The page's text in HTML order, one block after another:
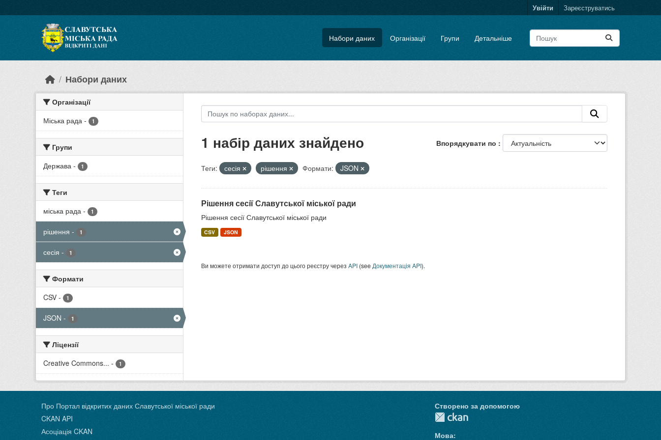
Увійти Зареєструватись
Набори даних Організації Групи Детальніше
Набори даних
Організації
Міська рада - 1
Групи
Держава - 1
Теги
міська рада - 1
рішення - 1
сесія - 1
Формати
CSV - 1
JSON - 1
Ліцензії
Creative Commons... - 1
Впорядкувати по
1 набір даних знайдено
Теги: сесія рішення Формати: JSON
Рішення сесії Славутської міської ради
Рішення сесії Славутської міської ради
CSV JSON
Ви можете отримати доступ до цього реєстру через API(see Документація API).
Про Портал відкритих даних Славутської міської ради
CKAN API
Асоціація CKAN
Створено за допомогою
Мова